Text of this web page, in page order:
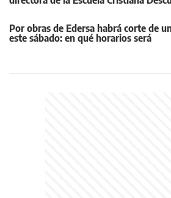
Por obras de Edersa habrá corte de
este sábado: en qué horarios será